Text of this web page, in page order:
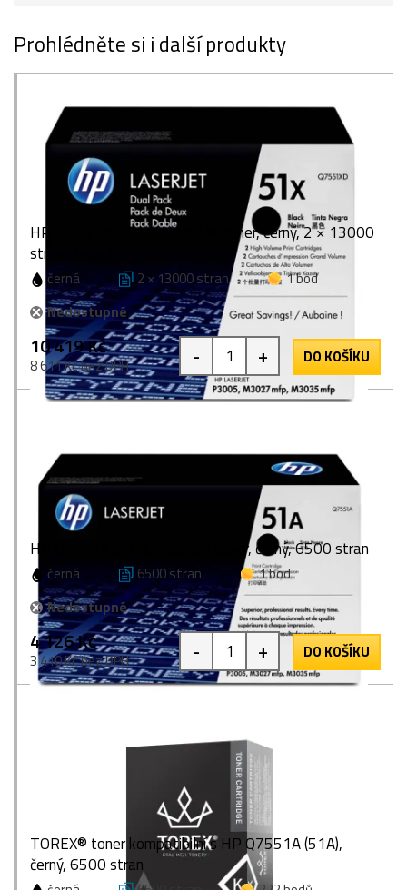
Prohlédněte si i další produkty
HP Q7551XD (51X), originální toner, černý, 2 × 13000
stran, 2-pack
černá 2 × 13000 stran
1 bod
Nedostupné
10 419 Kč
8 611 Kč bez DPH - + DO KOŠÍKU
HP Q7551A (51A), originální toner, černý, 6500 stran
černá 6500 stran
1 bod
Nedostupné
4 126 Kč
3 410 Kč bez DPH - + DO KOŠÍKU
TOREX® toner kompatibilní s HP Q7551A (51A),
černý, 6500 stran